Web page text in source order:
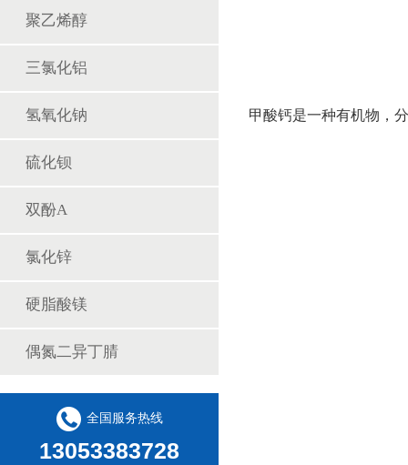
聚乙烯醇
三氯化铝
氢氧化钠
硫化钡
双酚A
氯化锌
硬脂酸镁
偶氮二异丁腈
全国服务热线
13053383728
甲酸钙是一种有机物，